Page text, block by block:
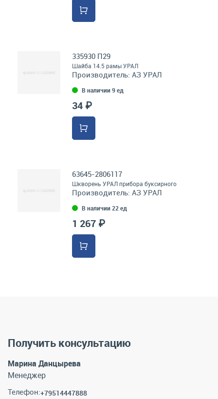
335930 П29
Шайба 14.5 рамы УРАЛ
Производитель: АЗ УРАЛ
В наличии 9 ед
34 ₽
63645-2806117
Шкворень УРАЛ прибора буксирного
Производитель: АЗ УРАЛ
В наличии 22 ед
1 267 ₽
Получить консультацию
Марина Данцырева
Менеджер
Телефон:+79514447888